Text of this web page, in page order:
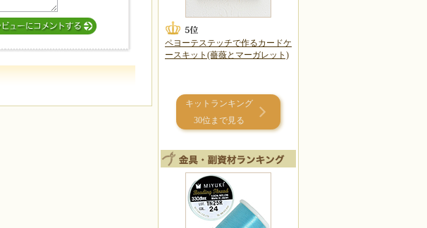
ペヨーテステッチで作るカードケ
ースキット(薔薇とマーガレット)
キットランキング
30位まで見る